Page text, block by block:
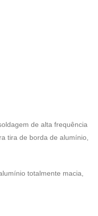
de alta frequência
tira de borda de alumínio,
totalmente macia,